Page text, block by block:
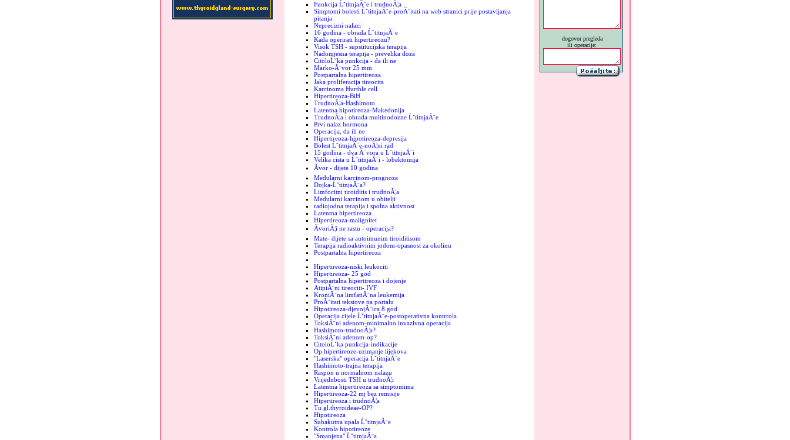
Funkcija ĹˇtitnjaĂ¨e i trudnoĂ¦a
Simptomi bolesti ĹˇtitnjaĂ¨e-proĂ¨itati na web stranici prije postavljanja
pitanja
Neprecizni nalazi
16 godina - obrada ĹˇtitnjaĂ¨e
Kada operirati hipertireozu?
Visok TSH - supstitucijska terapija
Nadomjesna terapija - prevelika doza
CitoloĹˇka punkcija - da ili ne
Marko-Ă¨vor 25 mm
Postpartalna hipertireoza
Jaka proliferacija tireocita
Karcinoma Hurthle cell
Hipertireoza-BiH
TrudnoĂ¦a-Hashimoto
Latentna hipotireoza-Makedonija
TrudnoĂ¦a i obrada multinodozne ĹˇtitnjaĂ¨e
Prvi nalaz hormona
Operacija, da ili ne
Hipertireoza-hipotireoza-depresija
Bolest ĹˇtitnjaĂ¨e-noĂ¦ni rad
15 godina - dva Ă¨vora u ĹˇtitnjaĂ¨i
Velika cista u ĹˇtitnjaĂ¨i - lobektomija
Ăvor - dijete 10 godina
Medularni karcinom-prognoza
Dojka-ĹˇtitnjaĂ¨a?
Limfocitni tiroiditis i trudnoĂ¦a
Medularni karcinom u obitelji
radiojodna terapija i spolna aktivnost
Latentna hipertireoza
Hipertireoza-malignitet
ĂvoriĂ¦i ne rastu - operacija?
Mate- dijete sa autoimunim tiroiditisom
Terapija radioaktivnim jodom-opasnost za okolinu
Postpartalna hipertireoza
Hipertireoza-niski leukociti
Hipertireoza- 25 god
Postpartalna hipertireoza i dojenje
AtipiĂ¨ni tireociti- IVF
KroniĂ¨na limfatiĂ¨na leukemija
ProĂ¨itati tekstove na portalu
Hipotireoza-djevojĂ¨ica 8 god
Operacija cijele ĹˇtitnjaĂ¨e-postoperativna kontrrola
ToksiĂ¨ni adenom-minimalno invazivna operacija
Hashimoto-trudnoĂ¦a?
ToksiĂ¨ni adenom-op?
CitoloĹˇka punkcija-indikacije
Op hipertireoze-uzimanje lijekova
"Laserska" operacija ĹˇtitnjaĂ¨e
Hashimoto-trajna terapija
Raspon u normalnom nalazu
Vrijednbosti TSH u trudnoĂ¦i
Latentna hipertireoza sa simptomima
Hipertireoza-22 mj bez remisije
Hipertireoza i trudnoĂ¦a
Tu gl.thyroideae-OP?
Hipotireoza
Subakutna upala ĹˇtitnjaĂ¨e
Kontrola hipotireoze
"Smanjena" ĹˇtitnjaĂ¨a
dogovor pregleda
ili operacije: